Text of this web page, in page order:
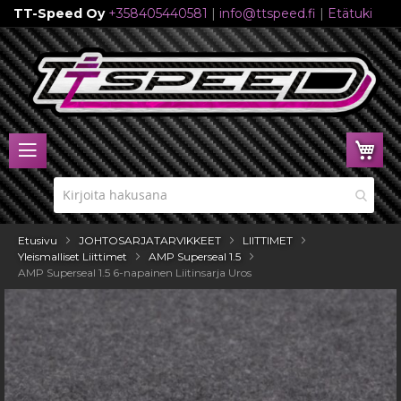
TT-Speed Oy +358405440581 | info@ttspeed.fi | Etätuki
Skip
to
Content
Etusivu JOHTOSARJATARVIKKEET
LIITTIMET
Yleismalliset Liittimet
AMP Superseal 1.5
AMP Superseal 1.5 6-napainen Liitinsarja Uros
to
the
end
of
the